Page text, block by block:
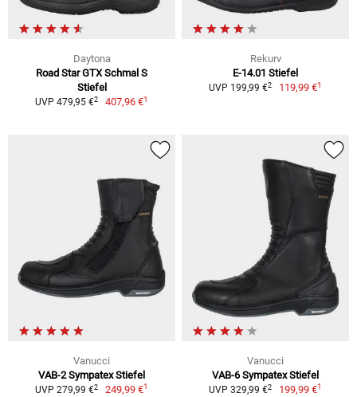
Daytona
Road Star GTX Schmal S
Stiefel
UVP 479,95 €2 407,96 €1
Rekurv
E-14.01 Stiefel
UVP 199,99 €2 119,99 €1
Vanucci
VAB-2 Sympatex Stiefel
UVP 279,99 €2 249,99 €1
Vanucci
VAB-6 Sympatex Stiefel
UVP 329,99 €2 199,99 €1